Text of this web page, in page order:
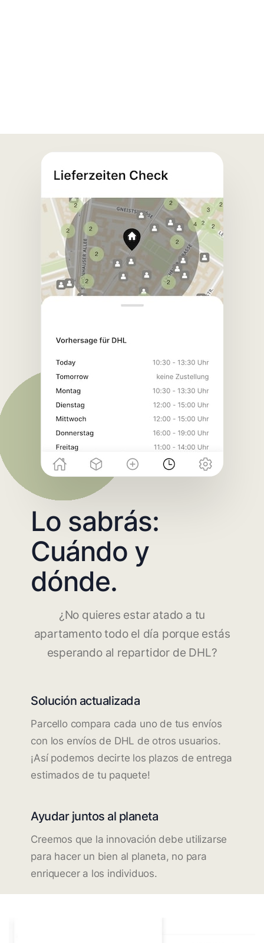
Lo sabrás:
Cuándo y
dónde.
¿No quieres estar atado a tu
apartamento todo el día porque estás
esperando al repartidor de DHL?
Solución actualizada
Parcello compara cada uno de tus envíos
con los envíos de DHL de otros usuarios.
¡Así podemos decirte los plazos de entrega
estimados de tu paquete!
Ayudar juntos al planeta
Creemos que la innovación debe utilizarse
para hacer un bien al planeta, no para
enriquecer a los individuos.